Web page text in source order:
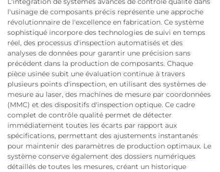
l'usinage de composants précis représente une approche
révolutionnaire de l'excellence en fabrication. Ce système
sophistiqué incorpore des technologies de suivi en temps
réel, des processus d'inspection automatisés et des
analyses de données pour garantir une précision sans
précédent dans la production de composants. Chaque
pièce usinée subit une évaluation continue à travers
plusieurs points d'inspection, en utilisant des systèmes de
mesure au laser, des machines de mesure par coordonnées
(MMC) et des dispositifs d'inspection optique. Ce cadre
complet de contrôle qualité permet de détecter
immédiatement toutes les écarts par rapport aux
spécifications, permettant des ajustements instantanés
pour maintenir des paramètres de production optimaux. Le
système conserve également des dossiers numériques
détaillés de toutes les mesures, créant un historique